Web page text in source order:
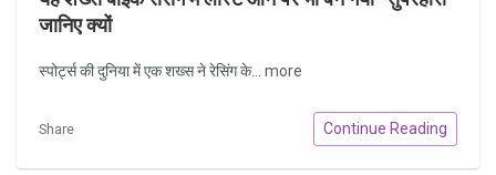
जानिए क्यों
स्पोर्ट्स की दुनिया में एक शख्स ने रेसिंग के... more
Share Continue Reading